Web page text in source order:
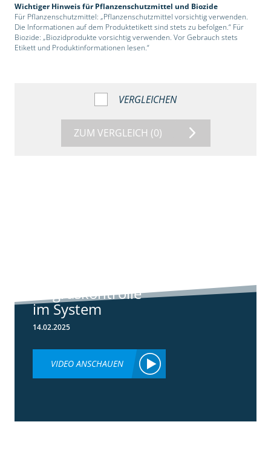
Wichtiger Hinweis für Pflanzenschutzmittel und Biozide
Für Pflanzenschutzmittel: „Pflanzenschutzmittel vorsichtig verwenden.
Die Informationen auf dem Produktetikett sind stets zu befolgen.“ Für
Biozide: „Biozidprodukte vorsichtig verwenden. Vor Gebrauch stets
Etikett und Produktinformationen lesen.“
VERGLEICHEN
ZUM VERGLEICH (0)
Ungraskontrolle
im System
14.02.2025
VIDEO ANSCHAUEN